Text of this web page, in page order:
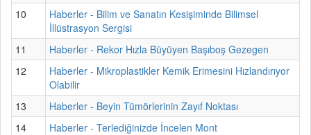
10
Haberler - Bilim ve Sanatın Kesişiminde Bilimsel
İllüstrasyon Sergisi
11
Haberler - Rekor Hızla Büyüyen Başıboş Gezegen
12
Haberler - Mikroplastikler Kemik Erimesini Hızlandırıyor
Olabilir
13
Haberler - Beyin Tümörlerinin Zayıf Noktası
14
Haberler - Terlediğinizde İncelen Mont